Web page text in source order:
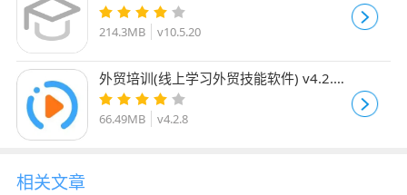
手机版
214.3MB v10.5.20
外贸培训(线上学习外贸技能软件) v4.2.8
安卓版
66.49MB v4.2.8
相关文章